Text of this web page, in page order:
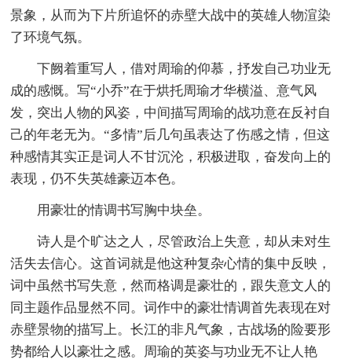
景象，从而为下片所追怀的赤壁大战中的英雄人物渲染
了环境气氛。
下阙着重写人，借对周瑜的仰慕，抒发自己功业无
成的感慨。写“小乔”在于烘托周瑜才华横溢、意气风
发，突出人物的风姿，中间描写周瑜的战功意在反衬自
己的年老无为。“多情”后几句虽表达了伤感之情，但这
种感情其实正是词人不甘沉沦，积极进取，奋发向上的
表现，仍不失英雄豪迈本色。
用豪壮的情调书写胸中块垒。
诗人是个旷达之人，尽管政治上失意，却从未对生
活失去信心。这首词就是他这种复杂心情的集中反映，
词中虽然书写失意，然而格调是豪壮的，跟失意文人的
同主题作品显然不同。词作中的豪壮情调首先表现在对
赤壁景物的描写上。长江的非凡气象，古战场的险要形
势都给人以豪壮之感。周瑜的英姿与功业无不让人艳